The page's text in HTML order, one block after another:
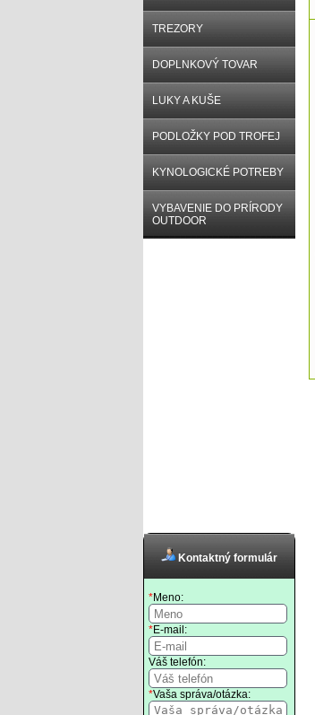
TREZORY
DOPLNKOVÝ TOVAR
LUKY A KUŠE
PODLOŽKY POD TROFEJ
KYNOLOGICKÉ POTREBY
VYBAVENIE DO PRÍRODY
OUTDOOR
Kontaktný formulár
*Meno:
*E-mail:
Váš telefón:
*Vaša správa/otázka: